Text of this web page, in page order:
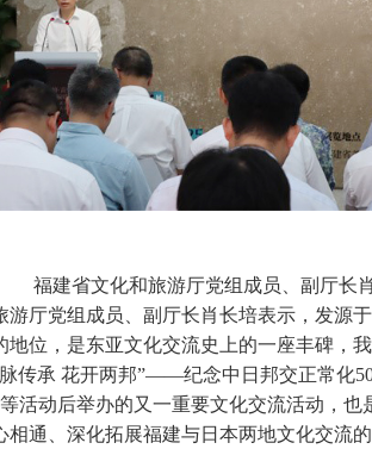
福建省文化和旅游厅党组成员、副厅长
游厅党组成员、副厅长肖长培表示，发源
地位，是东亚文化交流史上的一座丰碑，
传承 花开两邦”——纪念中日邦交正常化
活动后举办的又一重要文化交流活动，
相通、深化拓展福建与日本两地文化交流